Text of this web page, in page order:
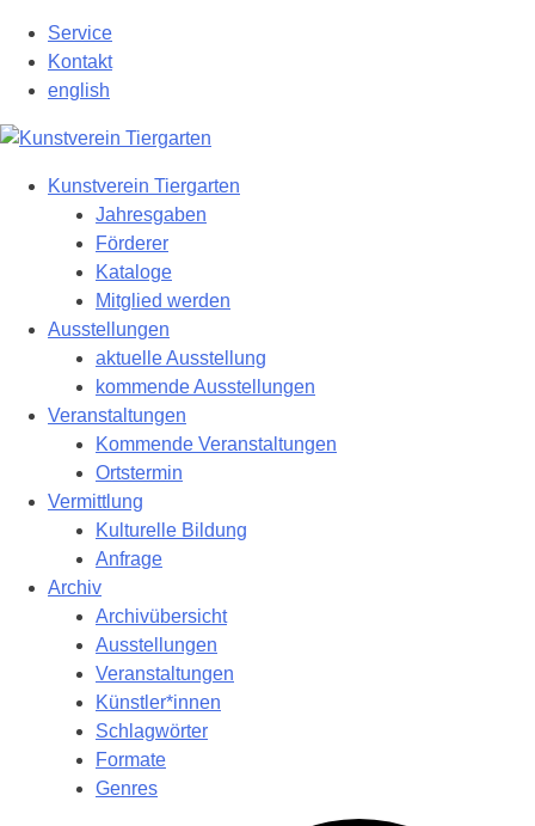
Hauptinhalt
springen
Service
Kontakt
english
Kunstverein Tiergarten
Jahresgaben
Förderer
Kataloge
Mitglied werden
Ausstellungen
aktuelle Ausstellung
kommende Ausstellungen
Veranstaltungen
Kommende Veranstaltungen
Ortstermin
Vermittlung
Kulturelle Bildung
Anfrage
Archiv
Archivübersicht
Ausstellungen
Veranstaltungen
Künstler*innen
Schlagwörter
Formate
Genres